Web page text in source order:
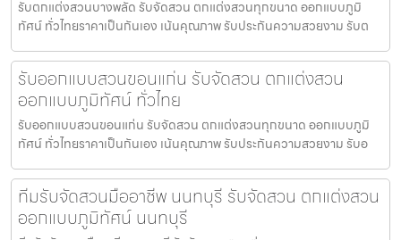
รับตกแต่งสวนบางพลัด รับจัดสวน ตกแต่งสวนทุกขนาด ออกแบบภูมิ
ทัศน์ ทั่วไทยราคาเป็นกันเอง เน้นคุณภาพ รับประกันความสวยงาม รับต
รับออกแบบสวนขอนแก่น รับจัดสวน ตกแต่งสวน
ออกแบบภูมิทัศน์ ทั่วไทย
รับออกแบบสวนขอนแก่น รับจัดสวน ตกแต่งสวนทุกขนาด ออกแบบภูมิ
ทัศน์ ทั่วไทยราคาเป็นกันเอง เน้นคุณภาพ รับประกันความสวยงาม รับอ
ทีมรับจัดสวนมืออาชีพ นนทบุรี รับจัดสวน ตกแต่งสวน
ออกแบบภูมิทัศน์ นนทบุรี